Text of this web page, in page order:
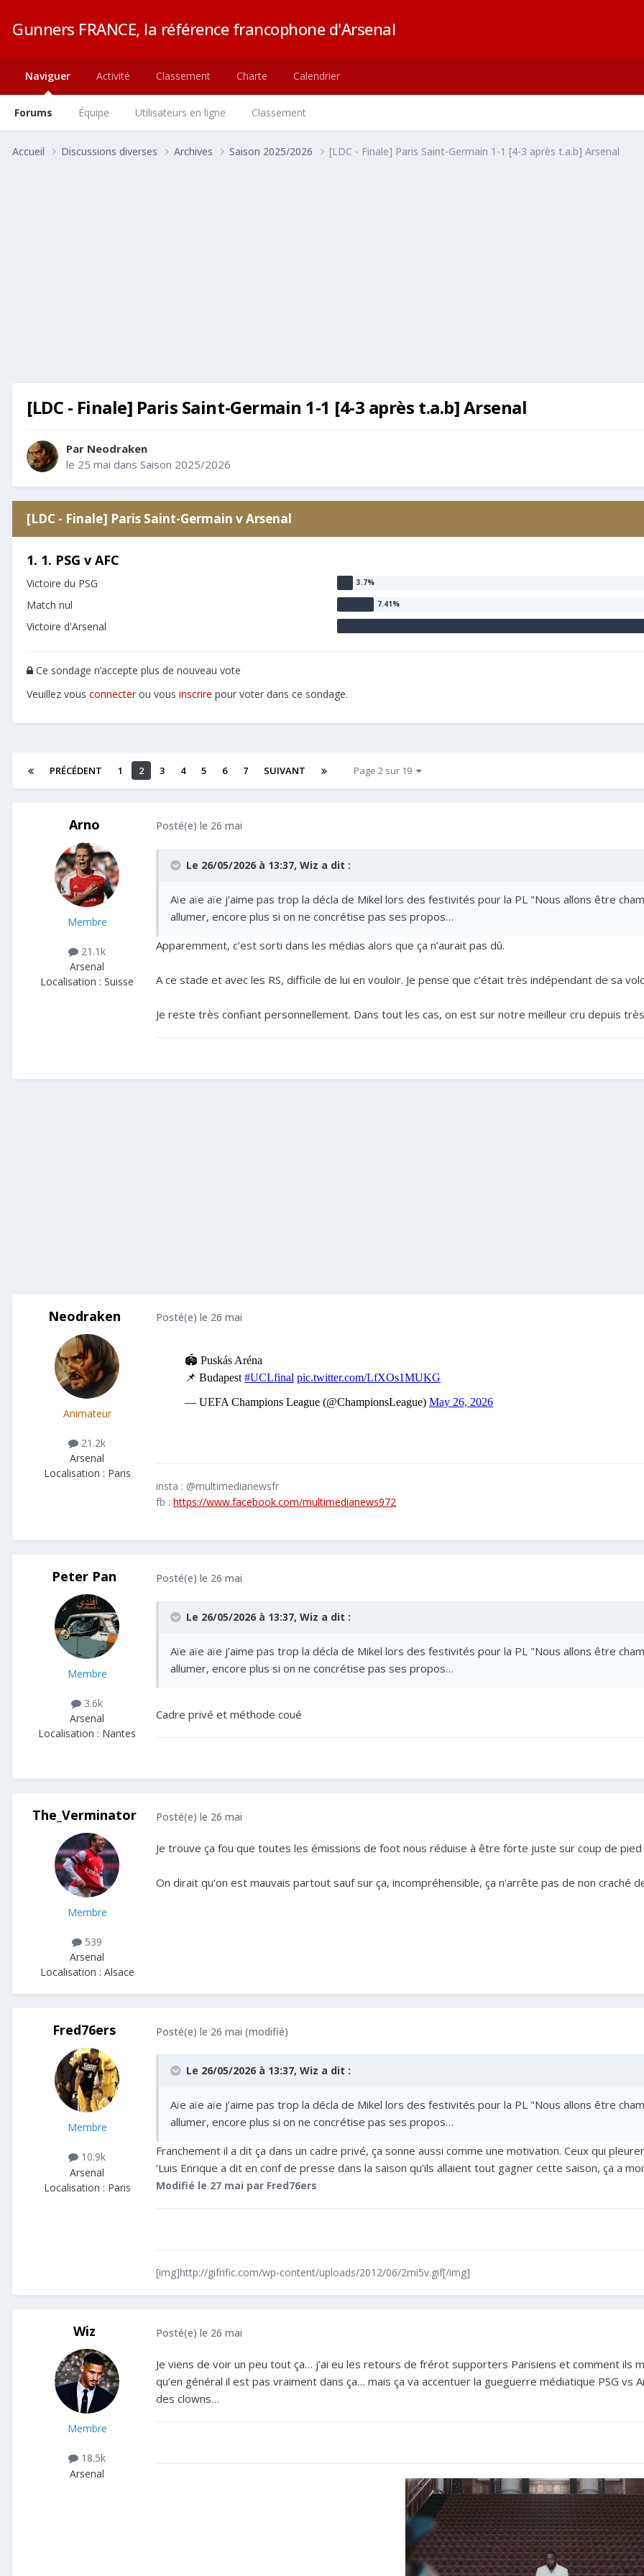
Gunners FRANCE, la référence francophone d'Arsenal
Naviguer
Forums Équipe Utilisateurs en ligne Classement
Activité Classement Charte Calendrier
Accueil Discussions diverses Archives Saison 2025/2026 [LDC - Finale] Paris Saint-Germain 1-1 [4-3 après t.a.b] Arsenal
[LDC - Finale] Paris Saint-Germain 1-1 [4-3 après t.a.b] Arsenal
Par Neodraken
le 25 mai dans Saison 2025/2026
[LDC - Finale] Paris Saint-Germain v Arsenal
1. 1. PSG v AFC
Victoire du PSG
Match nul
Victoire d'Arsenal
Ce sondage n’accepte plus de nouveau vote
Veuillez vous connecterou vous inscrire pour voter dans ce sondage.
PRÉCÉDENT 1 2 3 4 5 6 7 SUIVANT Page 2 sur 19
Arno
Membre
21.1k
Arsenal
Localisation : Suisse
Posté(e) le 26 mai
Le 26/05/2026 à 13:37, Wiz a dit :
Aïe aïe aïe j’aime pas trop la décla de Mikel lors des festivités pour la PL "Nous allons être
allumer, encore plus si on ne concrétise pas ses propos…
Apparemment, c’est sorti dans les médias alors que ça n’aurait pas dû.
A ce stade et avec les RS, difficile de lui en vouloir. Je pense que c’était très indépendant de sa
Je reste très confiant personnellement. Dans tout les cas, on est sur notre meilleur cru depuis
Neodraken
Animateur
21.2k
Arsenal
Localisation : Paris
Posté(e) le 26 mai
insta : @multimedianewsfr
fb : https://www.facebook.com/multimedianews972
Peter Pan
Membre
3.6k
Arsenal
Localisation : Nantes
Posté(e) le 26 mai
Le 26/05/2026 à 13:37, Wiz a dit :
Aïe aïe aïe j’aime pas trop la décla de Mikel lors des festivités pour la PL "Nous allons être
allumer, encore plus si on ne concrétise pas ses propos…
Cadre privé et méthode coué
The_Verminator
Membre
539
Arsenal
Localisation : Alsace
Posté(e) le 26 mai
Je trouve ça fou que toutes les émissions de foot nous réduise à être forte juste sur coup de
On dirait qu'on est mauvais partout sauf sur ça, incompréhensible, ça n'arrête pas de non craché
Fred76ers
Membre
10.9k
Arsenal
Localisation : Paris
Posté(e) le 26 mai (modifié)
Le 26/05/2026 à 13:37, Wiz a dit :
Aïe aïe aïe j’aime pas trop la décla de Mikel lors des festivités pour la PL "Nous allons être
allumer, encore plus si on ne concrétise pas ses propos…
Franchement il a dit ça dans un cadre privé, ça sonne aussi comme une motivation. Ceux qui
‘Luis Enrique a dit en conf de presse dans la saison qu’ils allaient tout gagner cette saison, ça a
Modifié le 27 mai par Fred76ers
[img]http://gifrific.com/wp-content/uploads/2012/06/2mi5v.gif[/img]
Wiz
Membre
18.5k
Arsenal
Posté(e) le 26 mai
Je viens de voir un peu tout ça… j’ai eu les retours de frérot supporters Parisiens et comment ils
qu’en général il est pas vraiment dans ça… mais ça va accentuer la gueguerre médiatique PSG
des clowns…